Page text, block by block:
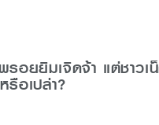
อยยิ้มเจิดจ้า แต่ชาวเ
อเปล่า?